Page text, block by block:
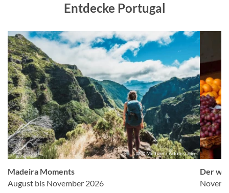
Entdecke Portugal
© © Michael / Adobe.com
Madeira Moments
August bis November 2026
Der